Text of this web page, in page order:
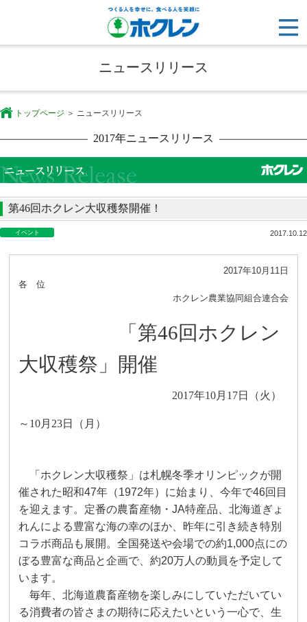
ニュースリリース
トップページ ニュースリリース
2017年ニュースリリース
第46回ホクレン大収穫祭開催！
イベント 2017.10.12
2017年10月11日
各 位
ホクレン農業協同組合連合会
「第46回ホクレン
大収穫祭」開催
2017年10月17日（火）
～10月23日（月）
「ホクレン大収穫祭」は札幌冬季オリンピックが開
催された昭和47年（1972年）に始まり、今年で46回 目
を迎えます。定番の農畜産物・JA特産品、北海道ぎょ
れんによる豊富な海の幸のほか、昨年に引き続き特別
コラボ商品も展開。全国発送や会場での約1,000点にの
ぼる豊富な商品と企画で、約20万人の動員を予定して
います。
毎年、北海道農畜産物を楽しみにしていただいてい
る消費者の皆さまの期待に応えたいという一心で、生